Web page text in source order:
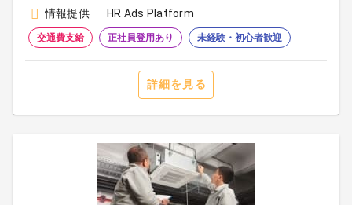
情報提供
HR Ads Platform
交通費支給 正社員登用あり 未経験・初心者歓迎
詳細を見る